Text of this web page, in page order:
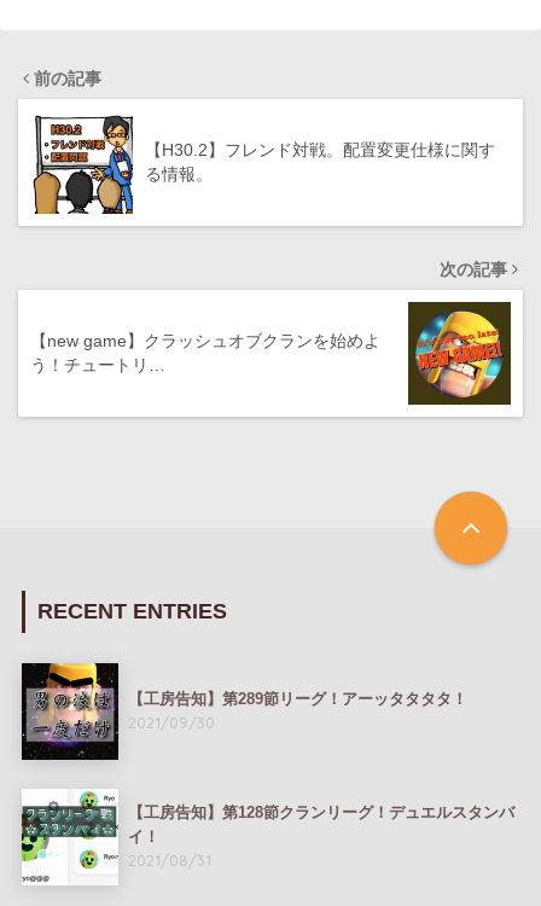
前の記事
【H30.2】フレンド対戦。配置変更仕様に関す
る情報。
次の記事
【new game】クラッシュオブクランを始めよ
う！チュートリ…
RECENT ENTRIES
【工房告知】第289節リーグ！アーッタタタタ！
2021/09/30
【工房告知】第128節クランリーグ！デュエルスタンバ
イ！
2021/08/31